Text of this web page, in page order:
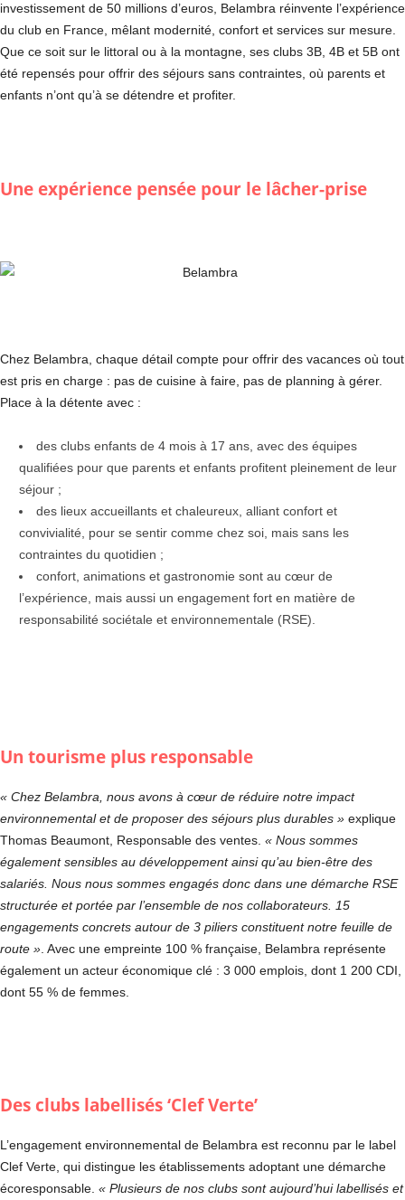
investissement de 50 millions d’euros, Belambra réinvente l’expérience
du club en France, mêlant modernité, confort et services sur mesure.
Que ce soit sur le littoral ou à la montagne, ses clubs 3B, 4B et 5B ont
été repensés pour offrir des séjours sans contraintes, où parents et
enfants n’ont qu’à se détendre et profiter.
Une expérience pensée pour le lâcher-prise
Chez Belambra, chaque détail compte pour offrir des vacances où tout
est pris en charge : pas de cuisine à faire, pas de planning à gérer.
Place à la détente avec :
des clubs enfants de 4 mois à 17 ans, avec des équipes
qualifiées pour que parents et enfants profitent pleinement de leur
séjour ;
des lieux accueillants et chaleureux, alliant confort et
convivialité, pour se sentir comme chez soi, mais sans les
contraintes du quotidien ;
confort, animations et gastronomie sont au cœur de
l’expérience, mais aussi un engagement fort en matière de
responsabilité sociétale et environnementale (RSE).
Un tourisme plus responsable
« Chez Belambra, nous avons à cœur de réduire notre impact
environnemental et de proposer des séjours plus durables » explique
Thomas Beaumont, Responsable des ventes. « Nous sommes
également sensibles au développement ainsi qu’au bien-être des
salariés. Nous nous sommes engagés donc dans une démarche RSE
structurée et portée par l’ensemble de nos collaborateurs. 15
engagements concrets autour de 3 piliers constituent notre feuille de
route » . Avec une empreinte 100 % française, Belambra représente
également un acteur économique clé : 3 000 emplois, dont 1 200 CDI,
dont 55 % de femmes.
Des clubs labellisés ‘Clef Verte’
L’engagement environnemental de Belambra est reconnu par le label
Clef Verte, qui distingue les établissements adoptant une démarche
écoresponsable. « Plusieurs de nos clubs sont aujourd’hui labellisés et